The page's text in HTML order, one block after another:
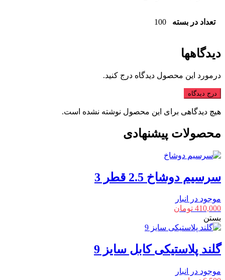
تعداد در بسته 100
دیدگاهها
درمورد این محصول دیدگاه درج کنید.
درج دیدگاه
هیچ دیدگاهی برای این محصول نوشته نشده است.
محصولات پیشنهادی
سرسیم دوشاخ 2.5 قطر 3
موجود در انبار
410,000 تومان
بستن
گلند پلاستیکی کابل سایز 9
موجود در انبار